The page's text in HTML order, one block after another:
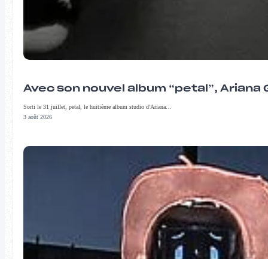
Avec son nouvel album “petal”,
Sorti le 31 juillet, petal, le huitième album studio d'Ariana…
3 août 2026